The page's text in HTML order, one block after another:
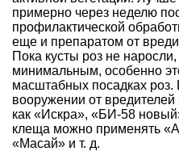
примерно через неделю
профилактической
еще и препаратом от
Пока кусты роз не
минимальным, особенно
масштабных посадках роз.
вооружении от вредителей
как «Искра», «БИ-58
клеща можно применять
«Масай» и т. д.